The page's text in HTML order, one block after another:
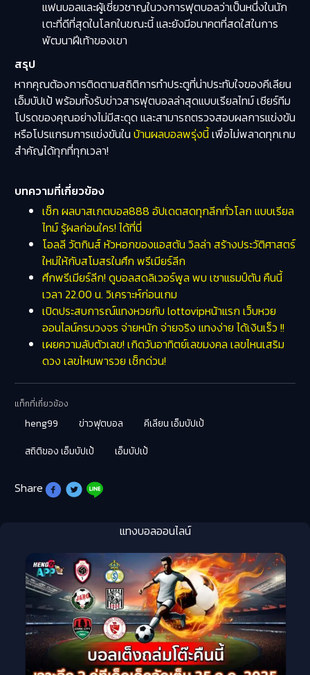
แฟนบอลและผู้เชี่ยวชาญในวงการฟุตบอลว่าเป็นหนึ่งในนัก
เตะที่ดีที่สุดในโลกในขณะนี้ และยังมีอนาคตที่สดใสในการ
พัฒนาฝีเท้าของเขา
สรุป
หากคุณต้องการติดตามสถิติการทำประตูที่น่าประทับใจของคีเลียน
เอ็มบัปเป้ พร้อมทั้งรับข่าวสารฟุตบอลล่าสุดแบบเรียลไทม์ เชียร์ทีม
โปรดของคุณอย่างไม่มีสะดุด และสามารถตรวจสอบผลการแข่งขัน
หรือโปรแกรมการแข่งขันใน บ้านผลบอลพรุ่งนี้เพื่อไม่พลาดทุกเกม
สำคัญได้ทุกที่ทุกเวลา!
บทความที่เกี่ยวข้อง
เช็ก ผลบาสเกตบอล888 อัปเดตสดทุกลีกทั่วโลก แบบเรียล
ไทม์ รู้ผลก่อนใคร! ได้ที่นี่
โอลลี วัตกินส์ หัวหอกของแอสตัน วิลล่า สร้างประวัติศาสตร์
ใหม่ให้กับสโมสรในศึก พรีเมียร์ลีก
ศึกพรีเมียร์ลีก! ดูบอลสดลิเวอร์พูล พบ เซาแธมป์ตัน คืนนี้
เวลา 22.00 น. วิเคราะห์ก่อนเกม
เปิดประสบการณ์แทงหวยกับ lottovipหน้าแรก เว็บหวย
ออนไลน์ครบวงจร จ่ายหนัก จ่ายจริง แทงง่าย ได้เงินเร็ว !!
เผยความลับตัวเลข! เกิดวันอาทิตย์เลขมงคล เลขไหนเสริม
ดวง เลขไหนพารวย เช็กด่วน!
แท็กที่เกี่ยวข้อง
heng99 ข่าวฟุตบอล
คีเลียน เอ็มบัปเป้
สถิติของ เอ็มบัปเป้
เอ็มบัปเป้
Share
แทงบอลออนไลน์